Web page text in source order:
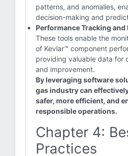
patterns, and anomalies,
decision-making and
Performance Tracking
These tools enable the
of Kevlar™ component
providing valuable data for
and improvement.
By leveraging software
gas industry can
safer, more efficient, and
responsible operations.
Chapter 4:
Practices